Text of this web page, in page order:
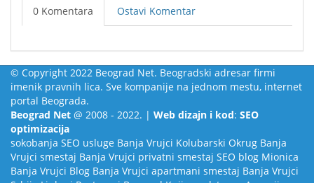
0 Komentara Ostavi Komentar
© Copyright 2022 Beograd Net. Beogradski adresar firmi
imenik pravnih lica. Sve kompanije na jednom mestu, internet
portal Beograda.
Beograd Net @ 2008 - 2022. | Web dizajn i kod: SEO
optimizacija
sokobanja SEO usluge Banja Vrujci Kolubarski Okrug Banja
Vrujci smestaj Banja Vrujci privatni smestaj SEO blog Mionica
Banja Vrujci Blog Banja Vrujci apartmani smestaj Banja Vrujci